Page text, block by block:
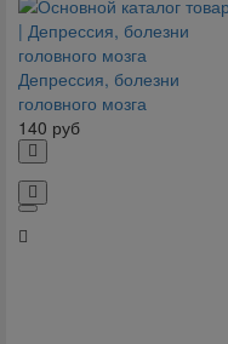
Депрессия, болезни
головного мозга
140 руб